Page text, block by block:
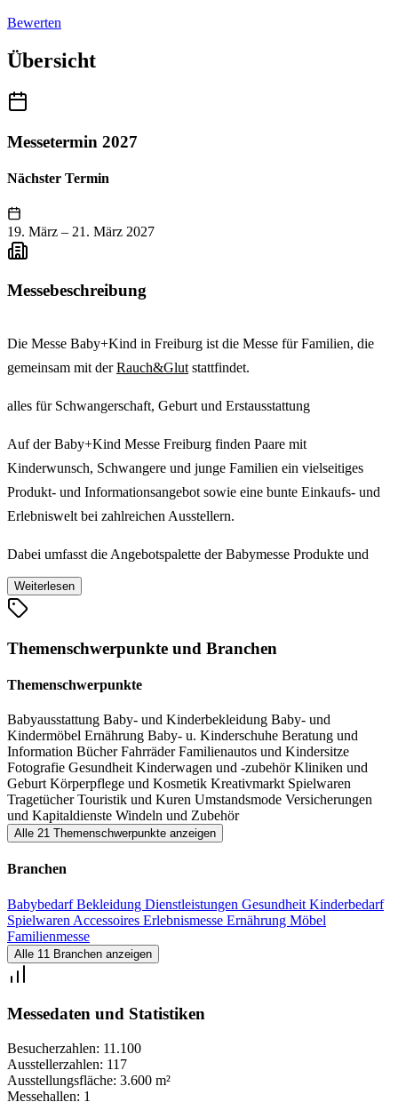
Bewerten
Übersicht
Messetermin 2027
Nächster Termin
19. März – 21. März 2027
Messebeschreibung
Die Messe Baby+Kind in Freiburg ist die Messe für Familien, die
gemeinsam mit derRauch&Glut stattfindet.
alles für Schwangerschaft, Geburt und Erstausstattung
Auf der Baby+Kind Messe Freiburg finden Paare mit
Kinderwunsch, Schwangere und junge Familien ein vielseitiges
Produkt- und Informationsangebot sowie eine bunte Einkaufs- und
Erlebniswelt bei zahlreichen Ausstellern.
Dabei umfasst die Angebotspalette der Babymesse Produkte und
Beratung von Beginn der Schwangerschaft bis zur Einschulung.
Darüber hinaus bieten die Aussteller der Baby+Kind Freiburg
gesundheitliche Beratung rund um Schwangerschaft und Geburt,
Kleinkindausstattung, Möbel und Accessoires sowie Mode für
Mutter und Kind an.
vielseitiges Rahmenprogramm, Mitmachaktionen und
Beratungsangebote
Ergänzt wird das Angebot der Kindermesse durch ein vielseitiges
Rahmenprogramm mit Kinder Mitmachaktionen und
Beratungsangeboten für (werdende) Eltern und Kinder.
Neben einem interaktiven Gesundheitsbildungsprogramm und einer
Kinderkonditorei gibt es auch einen Erlebnisbereich, der Bewegung,
Lernen und Kreativität perfekt verbindet.
Weiterlesen
Themenschwerpunkte und Branchen
Themenschwerpunkte
Babyausstattung Baby- und Kinderbekleidung Baby- und
Kindermöbel Ernährung Baby- u. Kinderschuhe Beratung und
Information BücherFahrräderFamilienautos und Kindersitze
Fotografie Gesundheit Kinderwagen und -zubehörKliniken und
Geburt Körperpflege und Kosmetik Kreativmarkt Spielwaren
TragetücherTouristik und Kuren Umstandsmode Versicherungen
und Kapitaldienste Windeln und Zubehör
Alle 21 Themenschwerpunkte anzeigen
Branchen
BabybedarfBekleidung Dienstleistungen Gesundheit Kinderbedarf
Spielwaren Accessoires Erlebnismesse Ernährung Möbel
Familienmesse
Alle 11 Branchen anzeigen
Messedaten und Statistiken
Besucherzahlen: 11.100
Ausstellerzahlen: 117
Ausstellungsfläche: 3.600 m²
Messehallen: 1